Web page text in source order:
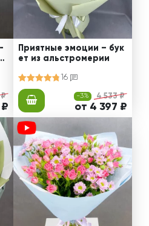
₽
₽
Приятные эмоции – бук
ет из альстромерии
16
-3% 4 533 ₽
от 4 397 ₽